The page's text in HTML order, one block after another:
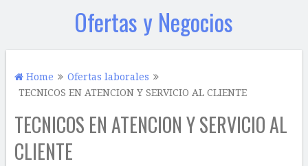
Ofertas y Negocios
Home
Ofertas laborales
TECNICOS EN ATENCION Y SERVICIO AL CLIENTE
TECNICOS EN ATENCION Y SERVICIO AL
CLIENTE